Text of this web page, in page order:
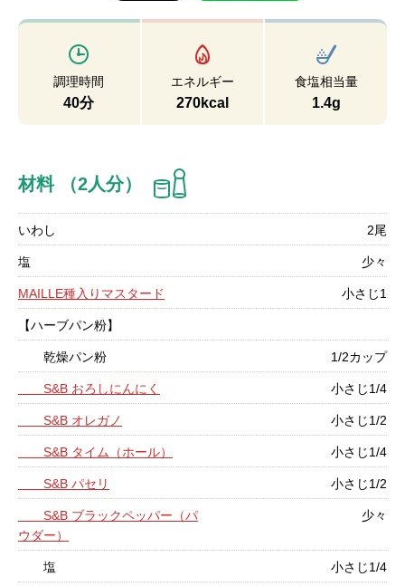
調理時間
40分
エネルギー
270kcal
食塩相当量
1.4g
材料 （2人分）
いわし 2尾
塩 少々
MAILLE種入りマスタード 小さじ1
【ハーブパン粉】
乾燥パン粉 1/2カップ
S&B おろしにんにく 小さじ1/4
S&B オレガノ 小さじ1/2
S&B タイム（ホール） 小さじ1/4
S&B パセリ 小さじ1/2
S&B ブラックペッパー（パ
ウダー）
少々
塩 小さじ1/4